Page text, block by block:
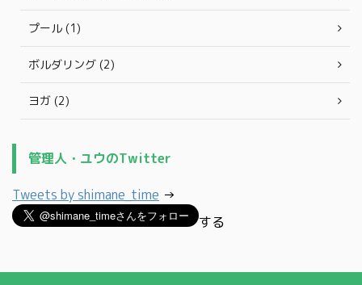
プール (1)
ボルダリング (2)
ヨガ (2)
管理人・ユウのTwitter
Tweets by shimane_time →
する